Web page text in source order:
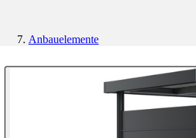
Anbauelemente